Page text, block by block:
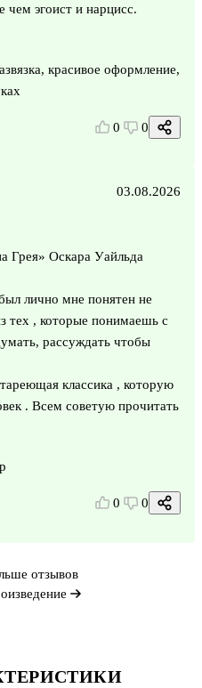
чем эгоист и нарцисс.
красивое оформление,
0 0
03.08.2026
Грея» Оскара Уайльда
лично мне понятен не
тех , которые понимаешь с
рассуждать чтобы
классика , которую
. Всем советую прочитать
0 0
отзывов